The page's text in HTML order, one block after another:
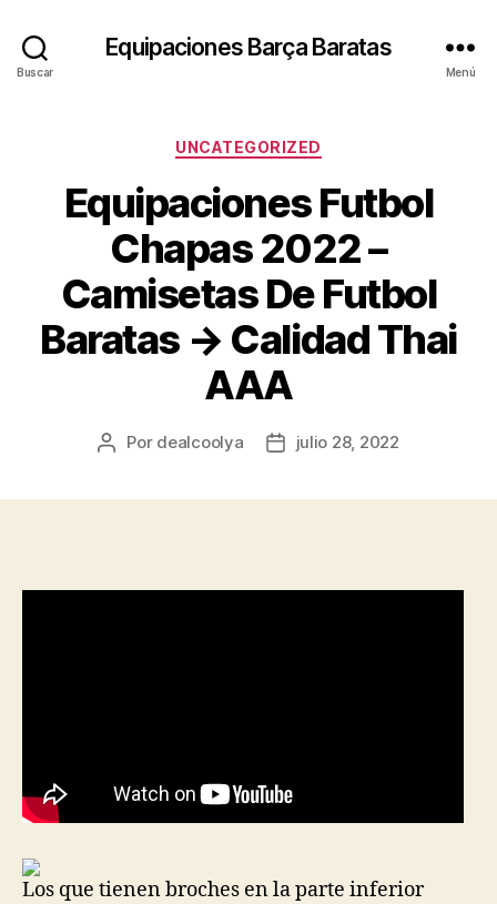
Buscar
Equipaciones Barça Baratas
Menú
Categorías
UNCATEGORIZED
Equipaciones Futbol
Chapas 2022 –
Camisetas De Futbol
Baratas → Calidad Thai
AAA
Autor
Por dealcoolya
Fechajulio 28, 2022
Los que tienen broches en la parte inferior